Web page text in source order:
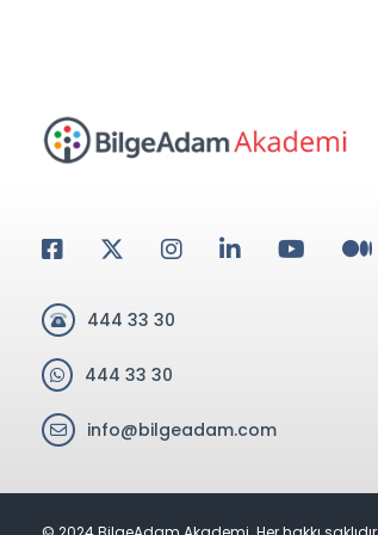
444 33 30
444 33 30
info@bilgeadam.com